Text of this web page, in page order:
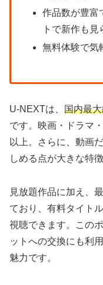
作品数が豊富
トで新作も見
無料体験で気
U-NEXTは、 国内最
です。映画・ドラマ
以上。さらに、動画
しめる点が大きな特
見放題作品に加え、
ており、有料タイト
視聴できます。この
ットへの交換にも利
魅力です。